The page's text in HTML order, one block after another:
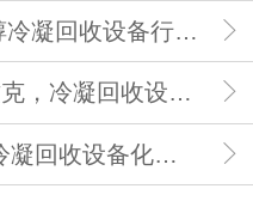
设备行业深度解析
收设备一站式解决
解行业溶剂浪费痛点